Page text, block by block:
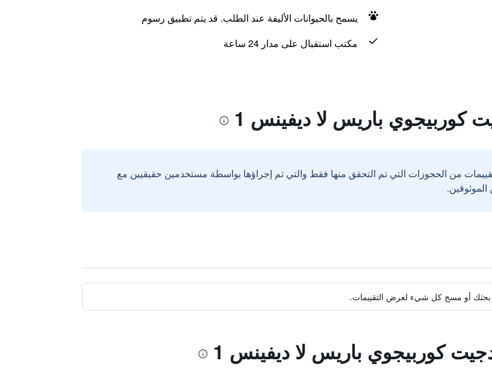
يسمح بالحيوانات الأليفة عند الطلب. قد يتم تطبيق رسوم
مكتب استقبال على مدار 24 ساعة
كوربيجوي باريس لا ديفينس 1
من الحجوزات التي تم التحقق منها فقط والتي تم إجراؤها بواسطة مستخدمين حقيقيين مع
بحثك أو مسح كل شيء لعرض التقييمات.
كوربيجوي باريس لا ديفينس 1